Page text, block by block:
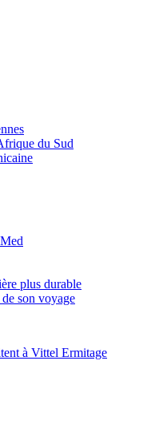
du Sud
plus durable
son voyage
à Vittel Ermitage